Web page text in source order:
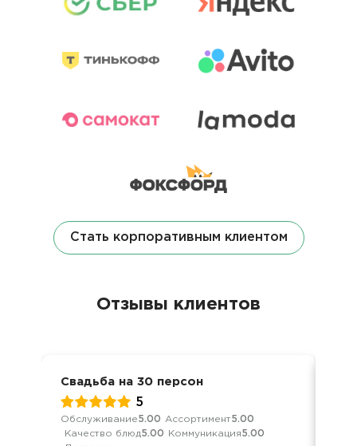
Стать корпоративным клиентом
Отзывы клиентов
Свадьба на 30 персон
5
Обслуживание5.00 Ассортимент5.00
Качество блюд5.00 Коммуникация5.00